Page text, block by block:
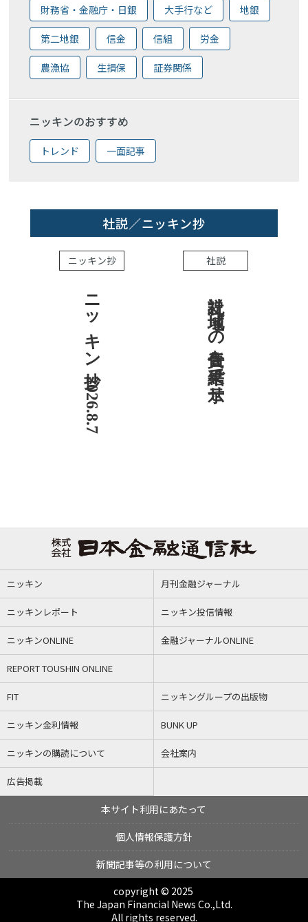
財務省・金融庁・日銀 大手行など 地銀
第二地銀 信金 信組 労金
農漁協 生損保 証券関係
ニッキンのおすすめ
トレンド 一面記事
社説／ニッキン抄
ニッキン抄
ニッキン抄 2026.8.7
社説
社説 地域への責任を結果で示せ
ニッキン 月刊金融ジャーナル
ニッキンレポート ニッキン投信情報
ニッキンONLINE 金融ジャーナルONLINE
REPORT TOUSHIN ONLINE
FIT ニッキングループの出版物
ニッキン金利情報 BUNK UP
ニッキンの購読について 会社案内
広告掲載
本サイト利用にあたって
個人情報保護方針
新聞記事等の利用について
copyright © 2025
The Japan Financial News Co.,Ltd.
All rights reserved.